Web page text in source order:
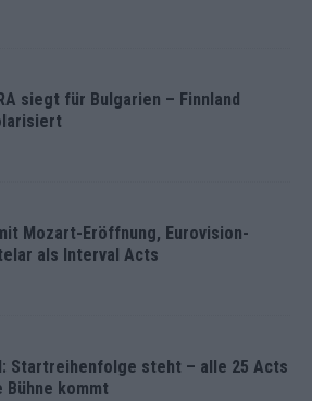
siegt für Bulgarien – Finnland
Mozart-Eröffnung, Eurovision-
als Interval Acts
Startreihenfolge steht – alle 25 Acts
Bühne kommt